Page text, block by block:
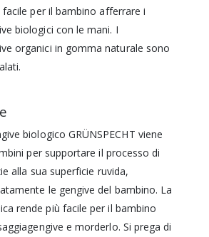
per il bambino afferrare i
biologici con le mani. I
organici in gomma naturale sono
biologico GRÜNSPECHT viene
per supportare il processo di
alla sua superficie ruvida,
le gengive del bambino. La
rende più facile per il bambino
e morderlo. Si prega di